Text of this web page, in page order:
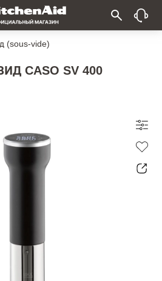
(sous-vide)
CASO SV 400